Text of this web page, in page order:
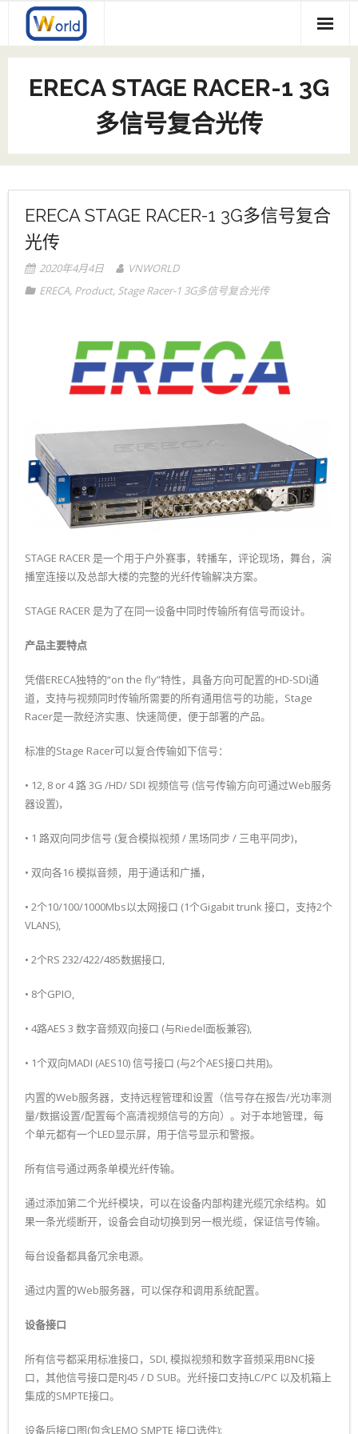
content
Product
- GV/SAM
- - Dante/AES67评论席
- - Dante通话系统
- - Dante/AES67 音频转换接口
- LaON
- - LT系列5GHz无线通话系统
- - Stage Racer-2 4K/3G多信号复合光传
- - Stage Racer-1 3G多信号复合光传
- VNWorld
- - 帧同步机
公司简介
ERECA STAGE RACER-1 3G
多信号复合光传
ERECA STAGE RACER-1 3G多信号复合
光传
2020年4月4日
VNWORLD
ERECA, Product, Stage Racer-1 3G多信号复合光传
STAGE RACER 是一个用于户外赛事，转播车，评论现场，舞台，演
播室连接以及总部大楼的完整的光纤传输解决方案。
STAGE RACER 是为了在同一设备中同时传输所有信号而设计。
产品主要特点
凭借ERECA独特的“on the fly”特性，具备方向可配置的HD-SDI通
道，支持与视频同时传输所需要的所有通用信号的功能，Stage
Racer是一款经济实惠、快速简便，便于部署的产品。
标准的Stage Racer可以复合传输如下信号：
• 12, 8 or 4 路 3G /HD/ SDI 视频信号 (信号传输方向可通过Web服务
器设置)，
• 1 路双向同步信号 (复合模拟视频 / 黑场同步 / 三电平同步)，
• 双向各16 模拟音频，用于通话和广播，
• 2个10/100/1000Mbs以太网接口 (1个Gigabit trunk 接口，支持2个
VLANS),
• 2个RS 232/422/485数据接口,
• 8个GPIO,
• 4路AES 3 数字音频双向接口 (与Riedel面板兼容),
• 1个双向MADI (AES10) 信号接口 (与2个AES接口共用)。
内置的Web服务器，支持远程管理和设置（信号存在报告/光功率测
量/数据设置/配置每个高清视频信号的方向）。对于本地管理，每
个单元都有一个LED显示屏，用于信号显示和警报。
所有信号通过两条单模光纤传输。
通过添加第二个光纤模块，可以在设备内部构建光缆冗余结构。如
果一条光缆断开，设备会自动切换到另一根光缆，保证信号传输。
每台设备都具备冗余电源。
通过内置的Web服务器，可以保存和调用系统配置。
设备接口
所有信号都采用标准接口，SDI, 模拟视频和数字音频采用BNC接
口，其他信号接口是RJ45 / D SUB。光纤接口支持LC/PC 以及机箱上
集成的SMPTE接口。
设备后接口图(包含LEMO SMPTE 接口选件):